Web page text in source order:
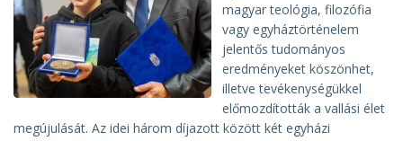
magyar teológia, filozófia
vagy egyháztörténelem
jelentős tudományos
eredményeket köszönhet,
illetve tevékenységükkel
előmozdították a vallási élet
megújulását. Az idei három díjazott között két egyházi